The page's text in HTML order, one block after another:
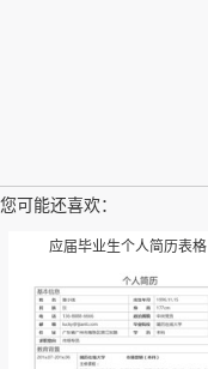
您可能还喜欢：
应届毕业生个人简历表格